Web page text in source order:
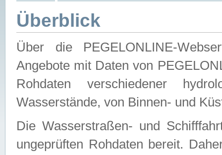
Überblick
Über die PEGELONLINE-
Angebote mit Daten von
Rohdaten verschiedener
Wasserstände, von Binnen- und
Die Wasserstraßen- und
ungeprüften Rohdaten bereit.